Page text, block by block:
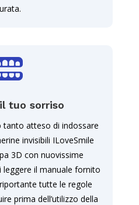
tuo sorriso
tanto atteso di indossare
invisibili ILoveSmile
3D con nuovissime
leggere il manuale fornito
tutte le regole
prima dell’utilizzo della